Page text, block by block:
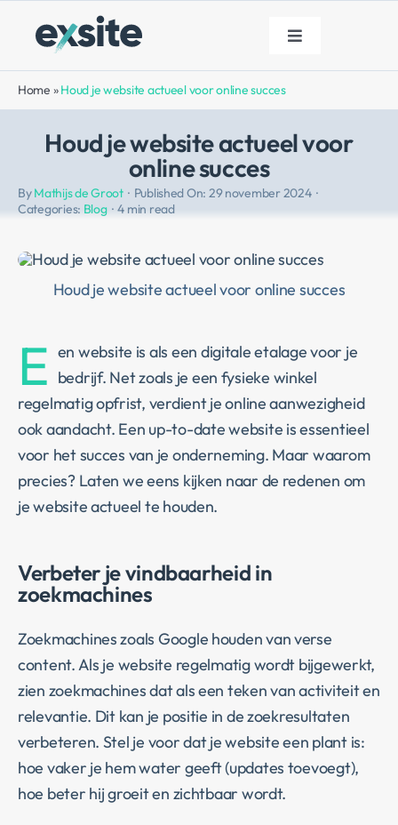
Toggle
Navigation
Diensten
Portfolio
Over ons
Blog
Home »Houd je website actueel voor online succes
Houd je website actueel voor
online succes
ByMathijs de Groot · Published On: 29 november 2024 ·
Categories: Blog · 4 min read
Houd je website actueel voor online succes
E en website is als een digitale etalage voor je
bedrijf. Net zoals je een fysieke winkel
regelmatig opfrist, verdient je online aanwezigheid
ook aandacht. Een up-to-date website is essentieel
voor het succes van je onderneming. Maar waarom
precies? Laten we eens kijken naar de redenen om
je website actueel te houden.
Verbeter je vindbaarheid in
zoekmachines
Zoekmachines zoals Google houden van verse
content. Als je website regelmatig wordt bijgewerkt,
zien zoekmachines dat als een teken van activiteit en
relevantie. Dit kan je positie in de zoekresultaten
verbeteren. Stel je voor dat je website een plant is:
hoe vaker je hem water geeft (updates toevoegt),
hoe beter hij groeit en zichtbaar wordt.